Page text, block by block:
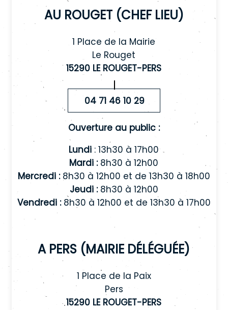
Au Rouget (chef lieu)
1 Place de la Mairie
Le Rouget
15290 LE ROUGET-PERS
04 71 46 10 29
Ouverture au public :
Lundi : 13h30 à 17h00
Mardi :8h30 à 12h00
Mercredi :8h30 à 12h00 et de 13h30 à 18h00
Jeudi :8h30 à 12h00
Vendredi :8h30 à 12h00 et de 13h30 à 17h00
A Pers (mairie déléguée)
1 Place de la Paix
Pers
15290 LE ROUGET-PERS